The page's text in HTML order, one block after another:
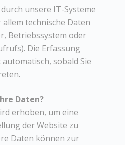
unsere IT-Systeme
technische Daten
Betriebssystem oder
Die Erfassung
sobald Sie
Daten?
erhoben, um eine
der Website zu
Daten können zur